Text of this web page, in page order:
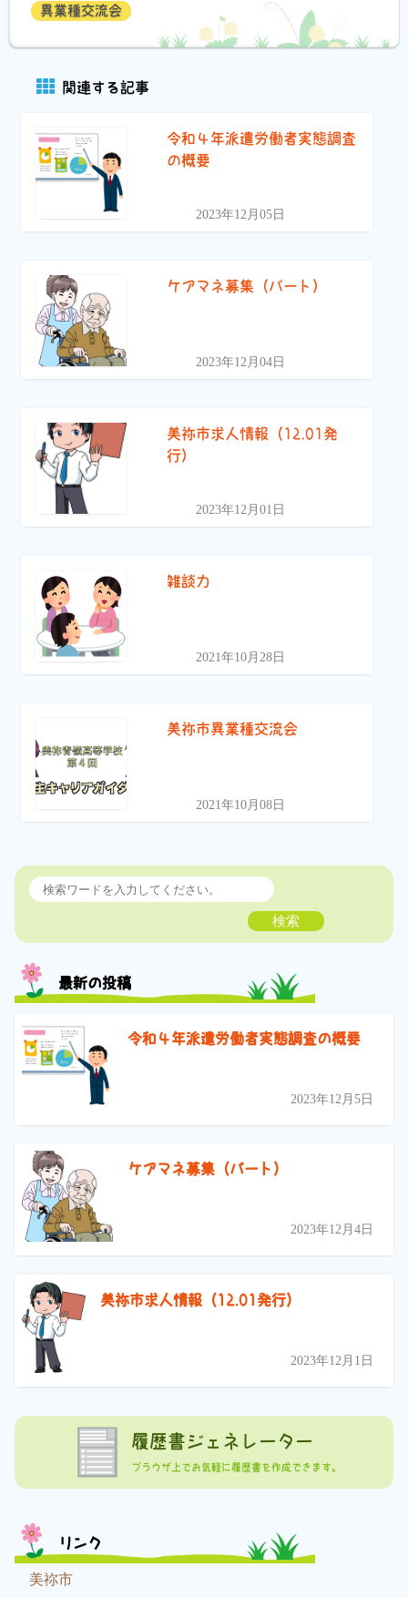
異業種交流会
関連する記事
令和４年派遣労働者実態調査
の概要
2023年12月05日
ケアマネ募集（パート）
2023年12月04日
美祢市求人情報（12.01発
行）
2023年12月01日
雑談力
2021年10月28日
美祢市異業種交流会
2021年10月08日
検索
最新の投稿
令和４年派遣労働者実態調査の概要
2023年12月5日
ケアマネ募集（パート）
2023年12月4日
美祢市求人情報（12.01発行）
2023年12月1日
履歴書ジェネレーター
ブラウザ上でお気軽に履歴書を作成できます。
リンク
美祢市